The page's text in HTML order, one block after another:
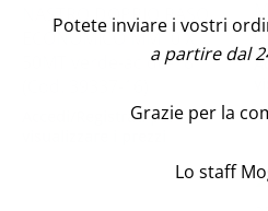
NASTRO DOPPIO RASO
ECONOMICO MM10 X
50MT verde-acido-18
Accedi/Registrati per
Potete inviare i vostri
a partire dal
Grazie per la
Lo staff